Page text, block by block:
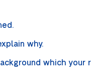
why.
which your